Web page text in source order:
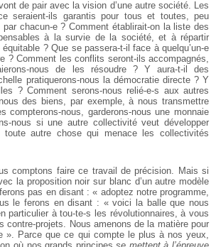
de pair avec la vision d’une autre société. Les
seraient-ils garantis pour tous et toutes, peu
chacun-e ? Comment établirait-on la liste des
à la survie de la société, et à répartir
? Que se passera-t-il face à quelqu’un-e
? Comment les conflits seront-ils accompagnés,
nous de les résoudre ? Y aura-t-il des
pratiquerons-nous la démocratie directe ? Y
? Comment serons-nous relié-e-s aux autres
des biens, par exemple, à nous transmettre
compterons-nous, garderons-nous une monnaie
nous si une autre collectivité veut développer
toute autre chose qui menace les collectivités
comptons faire ce travail de précision. Mais si
la proposition noir sur blanc d’un autre modèle
pas en disant : « adoptez notre programme,
le ferons en disant : « voici la balle que nous
particulier à tou-te-s les révolutionnaires, à vous
contre-projets. Nous amenons de la matière pour
». Parce que ce qui compte le plus à nos yeux,